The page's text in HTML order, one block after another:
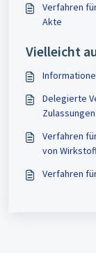
Verfahren
Akte
Vielleicht
Delegierte
Verfahren
von
Verfahren